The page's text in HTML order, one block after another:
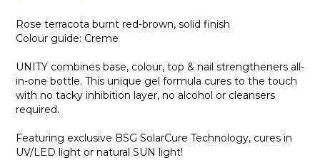
Rose terracota burnt red-brown, solid finish
Colour guide: Creme
UNITY combines base, colour, top & nail strengtheners all-
in-one bottle. This unique gel formula cures to the touch
with no tacky inhibition layer, no alcohol or cleansers
required.
Featuring exclusive BSG SolarCure Technology, cures in
UV/LED light or natural SUN light!